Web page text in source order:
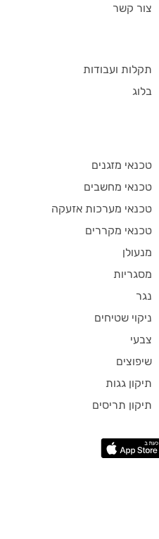
צור קשר
תקלות ועבודות
בלוג
טכנאי מזגנים
טכנאי מחשבים
טכנאי מערכות אזעקה
טכנאי מקררים
מנעולן
מסגריות
נגר
ניקוי שטיחים
צבעי
שיפוצים
תיקון גגות
תיקון תריסים